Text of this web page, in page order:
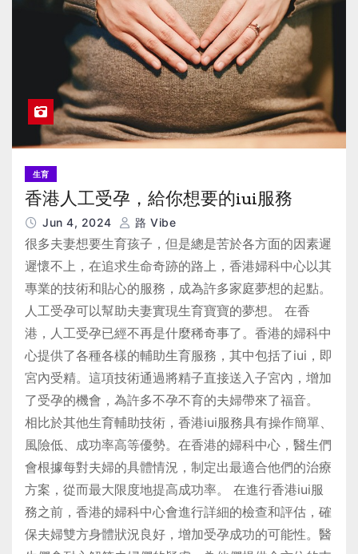
生育
香港人工受孕，給你想要的iui服務
Jun 4, 2024 路 Vibe
很多夫妻想要生育孩子，但是總是苦於各方面的因素遲
遲懷不上，在追求生命奇跡的路上，香港婦科中心以其
專業的技術和貼心的服務，成為許多家庭夢想的起點。
人工受孕可以幫助夫妻實現生育寶寶的夢想。 在香
港，人工受孕已經不再是什麼稀奇事了。香港的婦科中
心提供了各種各樣的輔助生育服務，其中包括了iui，即
宮內受精。這項技術通過將精子直接送入子宮內，增加
了受孕的機會，為許多不孕不育的夫婦帶來了福音。
相比於其他生育輔助技術，香港iui服務具有操作簡單、
風險低、成功率高等優勢。在香港的婦科中心，醫生們
會根據每對夫婦的具體情況，制定出最適合他們的治療
方案，從而最大限度地提高成功率。 在進行香港iui服
務之前，香港的婦科中心會進行詳細的檢查和評估，確
保夫婦雙方身體狀況良好，增加受孕成功的可能性。醫